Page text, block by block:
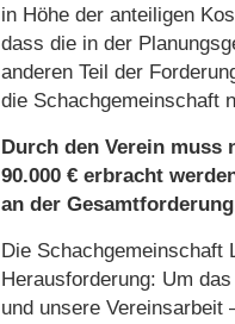
in Höhe der anteiligen
dass die in der
anderen Teil der
die Schachgemeinschaft
Durch den Verein muss
90.000 € erbracht
an der
Die Schachgemeinschaft
Herausforderung: Um
und unsere Vereinsarbeit